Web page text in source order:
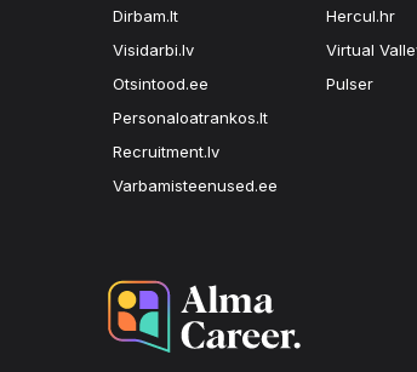
Dirbam.lt
Visidarbi.lv
Otsintood.ee
Personaloatrankos.lt
Recruitment.lv
Varbamisteenused.ee
Hercul.hr
Virtual
Pulser